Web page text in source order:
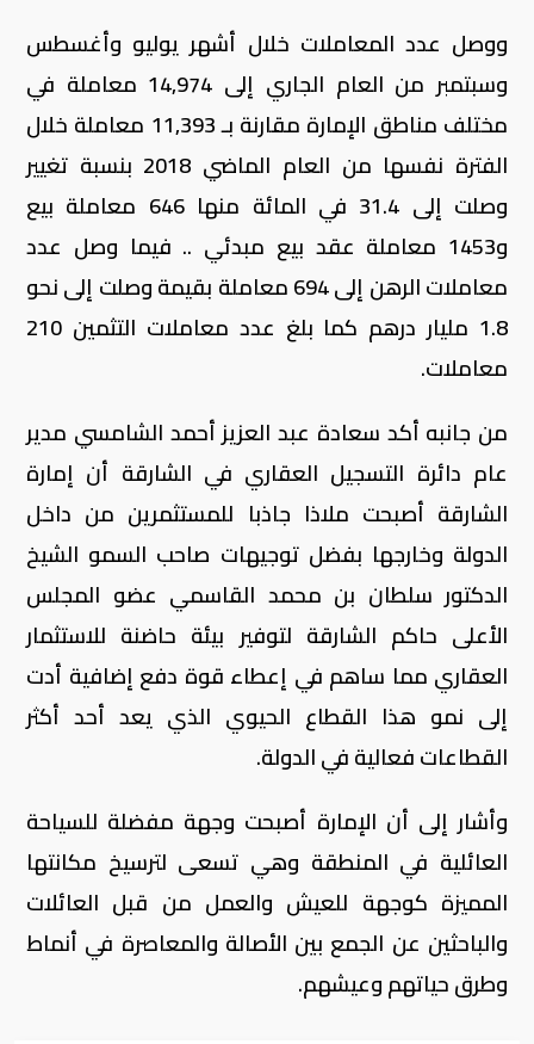
ووصل عدد المعاملات خلال أشهر يوليو وأغسطس
وسبتمبر من العام الجاري إلى 14,974 معاملة في
مختلف مناطق الإمارة مقارنة بـ 11,393 معاملة خلال
الفترة نفسها من العام الماضي 2018 بنسبة تغيير
وصلت إلى 31.4 في المائة منها 646 معاملة بيع
و1453 معاملة عقد بيع مبدئي .. فيما وصل عدد
معاملات الرهن إلى 694 معاملة بقيمة وصلت إلى نحو
1.8 مليار درهم كما بلغ عدد معاملات التثمين 210
معاملات.
من جانبه أكد سعادة عبد العزيز أحمد الشامسي مدير
عام دائرة التسجيل العقاري في الشارقة أن إمارة
الشارقة أصبحت ملاذا جاذبا للمستثمرين من داخل
الدولة وخارجها بفضل توجيهات صاحب السمو الشيخ
الدكتور سلطان بن محمد القاسمي عضو المجلس
الأعلى حاكم الشارقة لتوفير بيئة حاضنة للاستثمار
العقاري مما ساهم في إعطاء قوة دفع إضافية أدت
إلى نمو هذا القطاع الحيوي الذي يعد أحد أكثر
القطاعات فعالية في الدولة.
وأشار إلى أن الإمارة أصبحت وجهة مفضلة للسياحة
العائلية في المنطقة وهي تسعى لترسيخ مكانتها
المميزة كوجهة للعيش والعمل من قبل العائلات
والباحثين عن الجمع بين الأصالة والمعاصرة في أنماط
وطرق حياتهم وعيشهم.